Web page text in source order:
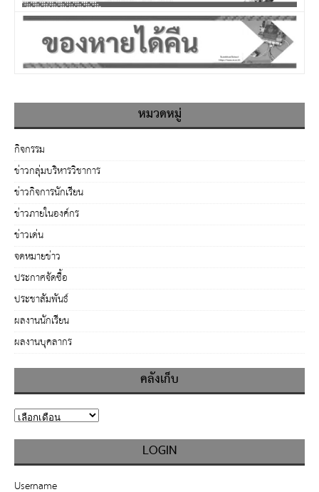
หมวดหมู่
กิจกรรม
ข่าวกลุ่มบริหารวิชาการ
ข่าวกิจการนักเรียน
ข่าวภายในองค์กร
ข่าวเด่น
จดหมายข่าว
ประกาศจัดซื้อ
ประชาสัมพันธ์
ผลงานนักเรียน
ผลงานบุคลากร
คลังเก็บ
LOGIN
Username